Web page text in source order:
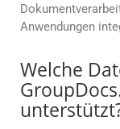
Anwendungen
Welche